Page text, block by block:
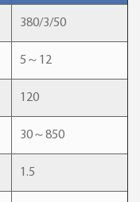
380/3/50
5～12
120
30～850
1.5